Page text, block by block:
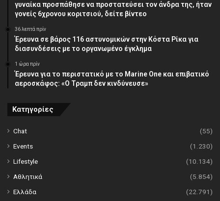
γυναίκα προσπάθησε να προστατεύσει τον άνδρα της, ήταν
γονείς 6χρονου κοριτσιού, δείτε βίντεο
36 λεπτά πρίν
Έρευνα σε βάρος 116 αστυνομικών στην Κόστα Ρίκα για
διασυνδέσεις με το οργανωμένο έγκλημα
1 ώρα πρίν
Έρευνα για το περιστατικό με το Marine One και επιβατικό
αεροσκάφος: «Ο Τραμπ δεν κινδύνευσε»
Κατηγορίες
Chat
(55)
Events
(1.230)
Lifestyle
(10.134)
Αθλητικά
(5.854)
Ελλάδα
(22.791)